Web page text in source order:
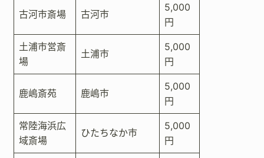
古河市斎場 古河市
5,000
円
土浦市営斎
場
土浦市
5,000
円
鹿嶋斎苑 鹿嶋市
5,000
円
常陸海浜広
域斎場
ひたちなか市
5,000
円